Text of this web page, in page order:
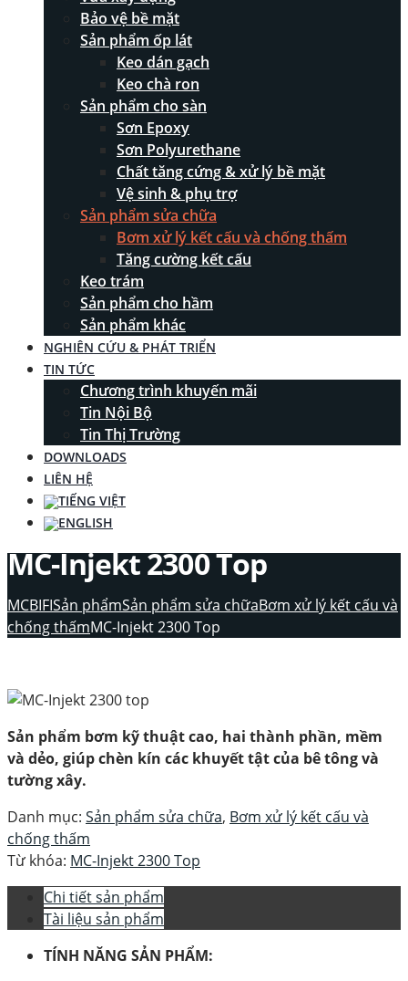
Bảo vệ bề mặt
Sản phẩm ốp lát
Keo dán gạch
Keo chà ron
Sản phẩm cho sàn
Sơn Epoxy
Sơn Polyurethane
Chất tăng cứng & xử lý bề mặt
Vệ sinh & phụ trợ
Sản phẩm sửa chữa
Bơm xử lý kết cấu và chống thấm
Tăng cường kết cấu
Keo trám
Sản phẩm cho hầm
Sản phẩm khác
NGHIÊN CỨU & PHÁT TRIỂN
TIN TỨC
Chương trình khuyến mãi
Tin Nội Bộ
Tin Thị Trường
DOWNLOADS
LIÊN HỆ
MC-Injekt 2300 Top
MCBIFISản phẩmSản phẩm sửa chữaBơm xử lý kết cấu và
chống thấmMC-Injekt 2300 Top
Sản phẩm bơm kỹ thuật cao, hai thành phần, mềm
và dẻo, giúp chèn kín các khuyết tật của bê tông và
tường xây.
Danh mục: Sản phẩm sửa chữa, Bơm xử lý kết cấu và
chống thấm
Từ khóa: MC-Injekt 2300 Top
Chi tiết sản phẩm
Tài liệu sản phẩm
TÍNH NĂNG SẢN PHẨM: